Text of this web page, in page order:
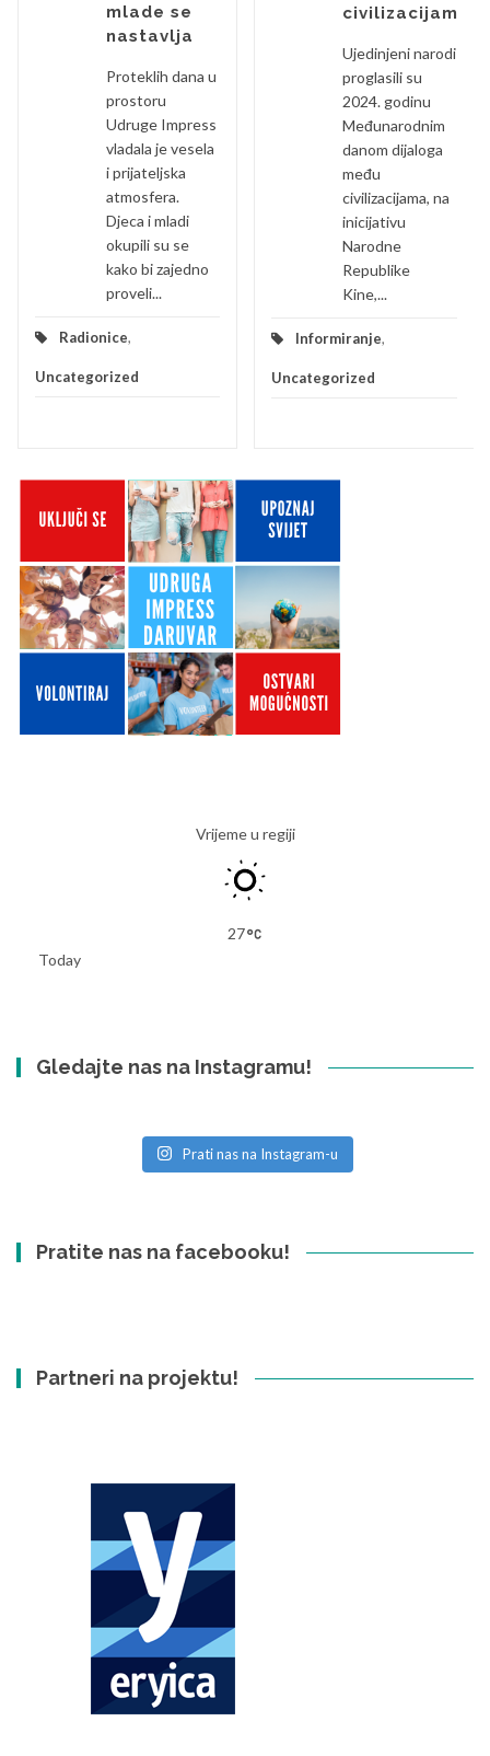
mlade se
nastavlja
Proteklih dana u
prostoru
Udruge Impress
vladala je vesela
i prijateljska
atmosfera.
Djeca i mladi
okupili su se
kako bi zajedno
proveli...
Radionice,
Uncategorized
civilizacijama
Ujedinjeni narodi
proglasili su
2024. godinu
Međunarodnim
danom dijaloga
među
civilizacijama, na
inicijativu
Narodne
Republike
Kine,...
Informiranje,
Uncategorized
Vrijeme u regiji
27
Today
Gledajte nas na Instagramu!
Prati nas na Instagram-u
Pratite nas na facebooku!
Partneri na projektu!